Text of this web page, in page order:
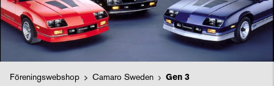
Föreningswebshop Camaro Sweden Gen 3